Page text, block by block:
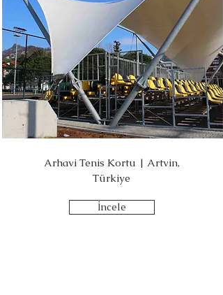
Arhavi Tenis Kortu | Artvin,
Türkiye
İncele